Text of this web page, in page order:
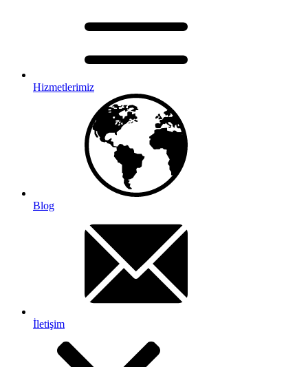
Hizmetlerimiz
Blog
İletişim